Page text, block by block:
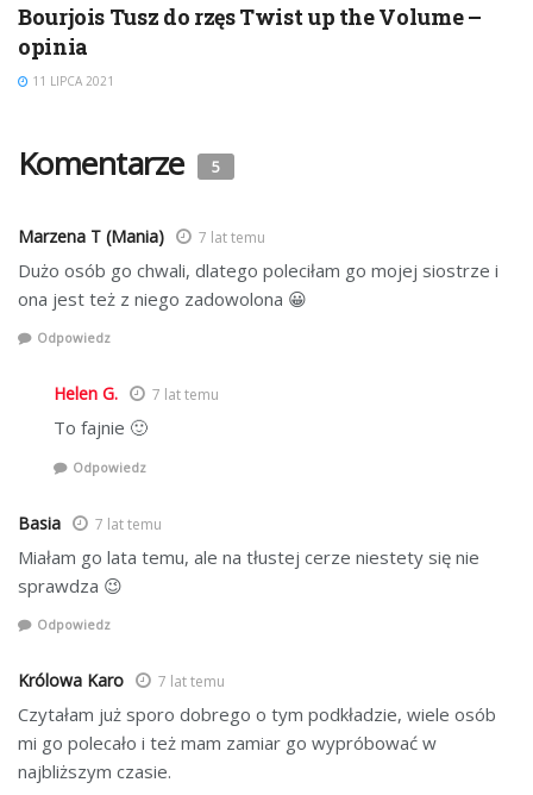
Bourjois Tusz do rzęs Twist up the Volume –
opinia
11 LIPCA 2021
Komentarze 5
Marzena T (Mania) 7 lat temu
Dużo osób go chwali, dlatego poleciłam go mojej siostrze i
ona jest też z niego zadowolona 😀
Odpowiedz
Helen G. 7 lat temu
To fajnie 🙂
Odpowiedz
Basia 7 lat temu
Miałam go lata temu, ale na tłustej cerze niestety się nie
sprawdza 😉
Odpowiedz
Królowa Karo 7 lat temu
Czytałam już sporo dobrego o tym podkładzie, wiele osób
mi go polecało i też mam zamiar go wypróbować w
najbliższym czasie.